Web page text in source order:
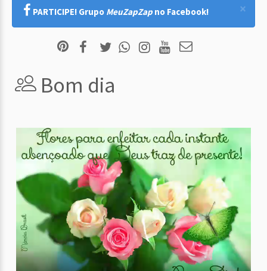
×
PARTICIPE! Grupo MeuZapZap no Facebook!
Bom dia